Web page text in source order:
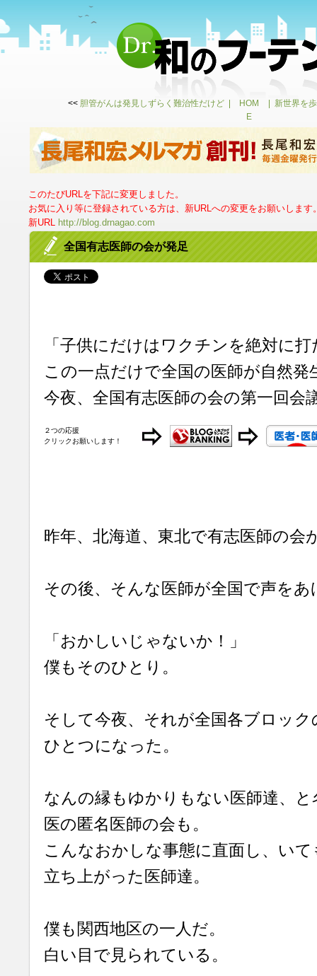
<< 胆管がんは発見しずらく難治性だけど
HOM
E
新世界を
このたびURLを下記に変更しました。
お気に入り等に登録されている方は、新URLへの変更をお願いします
新URL http://blog.drnagao.com
全国有志医師の会が発足
「子供にだけはワクチンを絶対に
この一点だけで全国の医師が自然発
今夜、全国有志医師の会の第一回会
２つの応援
クリックお願いします！
昨年、北海道、東北で有志医師の会
その後、そんな医師が全国で声をあ
「おかしいじゃないか！」
僕もそのひとり。
そして今夜、それが全国各ブロッ
ひとつになった。
なんの縁もゆかりもない医師達、
医の匿名医師の会も。
こんなおかしな事態に直面し、い
立ち上がった医師達。
僕も関西地区の一人だ。
白い目で見られている。